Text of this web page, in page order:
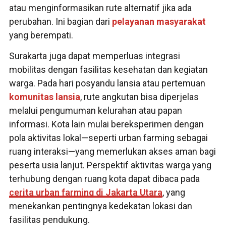
atau menginformasikan rute alternatif jika ada
perubahan. Ini bagian dari pelayanan masyarakat
yang berempati.
Surakarta juga dapat memperluas integrasi
mobilitas dengan fasilitas kesehatan dan kegiatan
warga. Pada hari posyandu lansia atau pertemuan
komunitas lansia, rute angkutan bisa diperjelas
melalui pengumuman kelurahan atau papan
informasi. Kota lain mulai bereksperimen dengan
pola aktivitas lokal—seperti urban farming sebagai
ruang interaksi—yang memerlukan akses aman bagi
peserta usia lanjut. Perspektif aktivitas warga yang
terhubung dengan ruang kota dapat dibaca pada
cerita urban farming di Jakarta Utara, yang
menekankan pentingnya kedekatan lokasi dan
fasilitas pendukung.